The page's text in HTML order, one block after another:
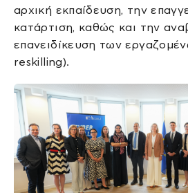
αρχική εκπαίδευση, την
κατάρτιση, καθώς και την
επανειδίκευση των
reskilling).